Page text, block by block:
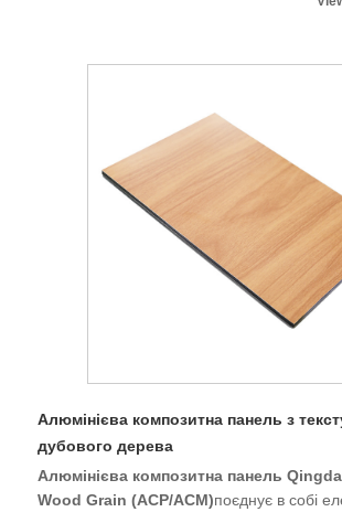
Алюмінієва композитна панель з
дубового дерева
Алюмінієва композитна панель
Wood Grain (ACP/ACM)поєднує в собі